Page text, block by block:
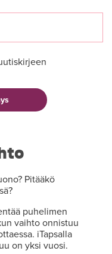
Pitääkö
puhelimen
vaihto onnistuu
iTapsalla
on yksi vuosi.